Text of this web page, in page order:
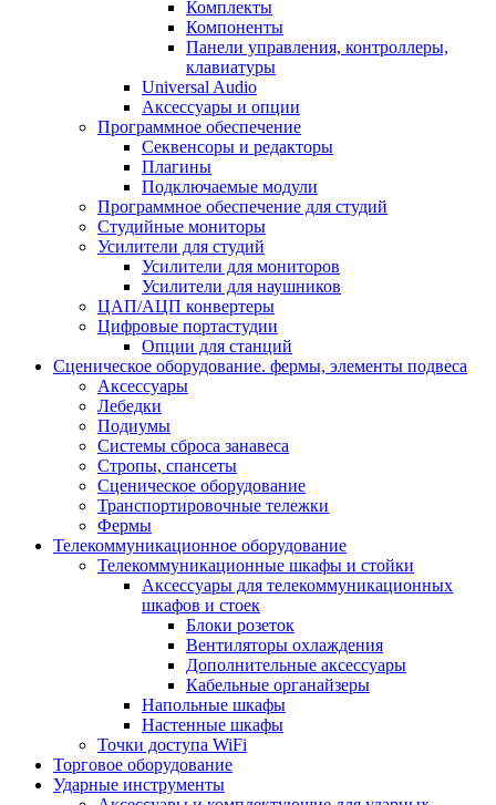
Комплекты
Компоненты
Панели управления, контроллеры,
клавиатуры
Universal Audio
Аксессуары и опции
Программное обеспечение
Cеквенсоры и редакторы
Плагины
Подключаемые модули
Программное обеспечение для студий
Студийные мониторы
Усилители для студий
Усилители для мониторов
Усилители для наушников
ЦАП/АЦП конвертеры
Цифровые портастудии
Опции для станций
Сценическое оборудование. фермы, элементы подвеса
Аксессуары
Лебедки
Подиумы
Системы сброса занавеса
Стропы, спансеты
Сценическое оборудование
Транспортировочные тележки
Фермы
Телекоммуникационное оборудование
Телекоммуникационные шкафы и стойки
Аксессуары для телекоммуникационных
шкафов и стоек
Блоки розеток
Вентиляторы охлаждения
Дополнительные аксессуары
Кабельные органайзеры
Напольные шкафы
Настенные шкафы
Точки доступа WiFi
Торговое оборудование
Ударные инструменты